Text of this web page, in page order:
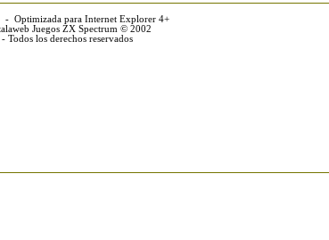
- Optimizada para Internet Explorer 4+
Juegos ZX Spectrum © 2002
Todos los derechos reservados